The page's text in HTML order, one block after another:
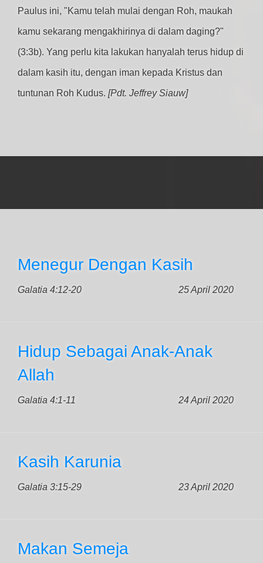
Paulus ini, "Kamu telah mulai dengan Roh, maukah
kamu sekarang mengakhirinya di dalam daging?"
(3:3b). Yang perlu kita lakukan hanyalah terus hidup di
dalam kasih itu, dengan iman kepada Kristus dan
tuntunan Roh Kudus. [Pdt. Jeffrey Siauw]
Menegur Dengan Kasih
Galatia 4:12-20 25 April 2020
Hidup Sebagai Anak-Anak
Allah
Galatia 4:1-11 24 April 2020
Kasih Karunia
Galatia 3:15-29 23 April 2020
Makan Semeja